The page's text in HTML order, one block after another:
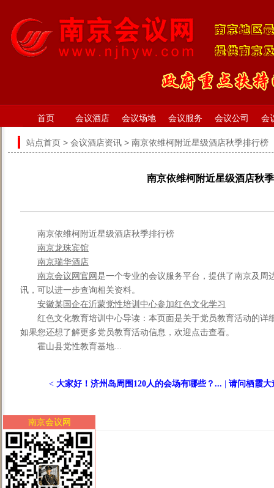
首页 会议酒店 会议场地 会议服务 会议公司 会
站点首页 > 会议酒店资讯 > 南京依维柯附近星级酒店秋季排行榜
南京依维柯附近星级酒店秋
南京依维柯附近星级酒店秋季排行榜
南京龙珠宾馆
南京瑞华酒店
南京会议网官网是一个专业的会议服务平台，提供了南京及周
讯，可以进一步查询相关资料。
安徽某国企在沂蒙党性培训中心参加红色文化学习
红色文化教育培训中心导读：本页面是关于党员教育活动的详
如果您还想了解更多党员教育活动信息，欢迎点击查看。
霍山县党性教育基地...
< 大家好！济州岛周围120人的会场有哪些？... 请问栖霞大
南京会议网